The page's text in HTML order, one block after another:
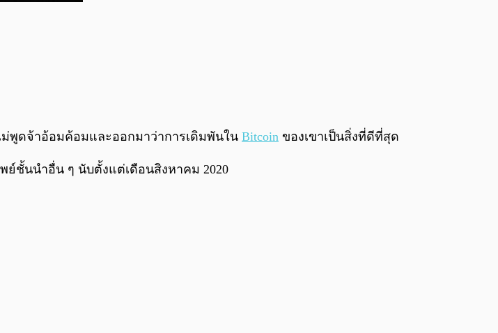
ม่พูดจ้าอ้อมค้อมและออกมาว่าการเดิมพันใน Bitcoin ของเขาเป็นสิ่งที่ดีที่สุด
ย์ชั้นนำอื่น ๆ นับตั้งแต่เดือนสิงหาคม 2020